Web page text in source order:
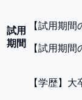
試用
期間
【試用期間
【試用期間
【学歴】 大